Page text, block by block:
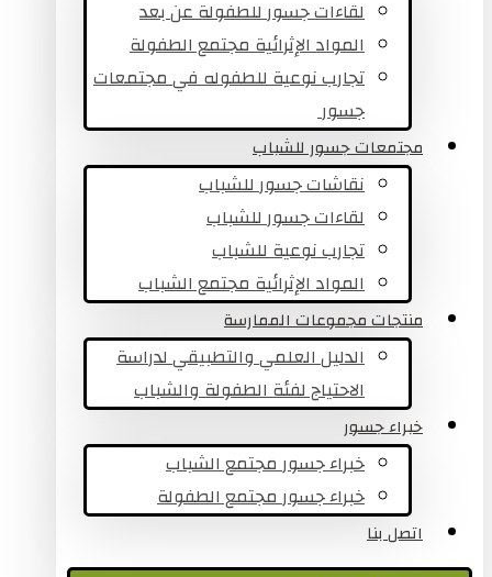
لقاءات جسور للطفولة عن بعد
المواد الإثرائية مجتمع الطفولة
تجارب نوعية للطفوله في مجتمعات
جسور ​
مجتمعات جسور للشباب
نقاشات جسور للشباب
لقاءات جسور للشباب
تجارب نوعية للشباب​
المواد الإثرائية مجتمع الشباب
منتجات مجموعات الممارسة
الدليل العلمي والتطبيقي لدراسة
الاحتياج لفئة الطفولة والشباب
خبراء جسور
خبراء جسور مجتمع الشباب
خبراء جسور مجتمع الطفولة
اتصل بنا